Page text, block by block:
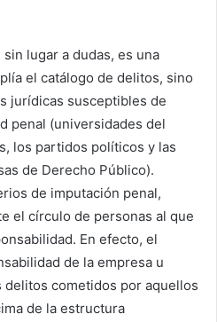
lugar a dudas, es una
el catálogo de delitos, sino
jurídicas susceptibles de
penal (universidades del
los partidos políticos y las
de Derecho Público).
de imputación penal,
el círculo de personas al que
En efecto, el
de la empresa u
delitos cometidos por aquellos
de la estructura